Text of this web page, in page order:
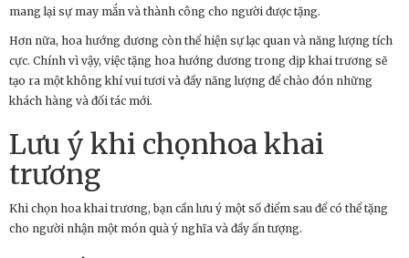
mang lại sự may mắn và thành công cho người được tặng.
Hơn nữa, hoa hướng dương còn thể hiện sự lạc quan và năng lượng tích
cực. Chính vì vậy, việc tặng hoa hướng dương trong dịp khai trương sẽ
tạo ra một không khí vui tươi và đầy năng lượng để chào đón những
khách hàng và đối tác mới.
Lưu ý khi chọnhoa khai
trương
Khi chọn hoa khai trương, bạn cần lưu ý một số điểm sau để có thể tặng
cho người nhận một món quà ý nghĩa và đầy ấn tượng.